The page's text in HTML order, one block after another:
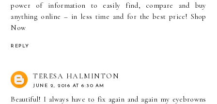
power of information to easily find, compare and buy
anything online – in less time and for the best price!Shop
Now
REPLY
TERESA HALMINTON
JUNE 2, 2016 AT 6:30 AM
Beautiful! I always have to fix again and again my eyebrowns